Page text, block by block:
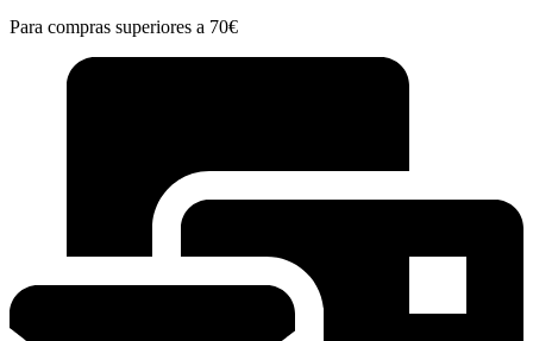
Para compras superiores a 70€